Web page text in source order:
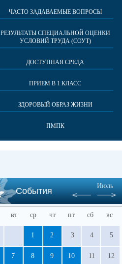
ЧАСТО ЗАДАВАЕМЫЕ ВОПРОСЫ
РЕЗУЛЬТАТЫ СПЕЦИАЛЬНОЙ ОЦЕНКИ
УСЛОВИЙ ТРУДА (СОУТ)
ДОСТУПНАЯ СРЕДА
ПРИЕМ В 1 КЛАСС
ЗДОРОВЫЙ ОБРАЗ ЖИЗНИ
ПМПК
События
Июль
вт ср чт пт сб вс
1 2 3 4 5
7 8 9 10 11 12